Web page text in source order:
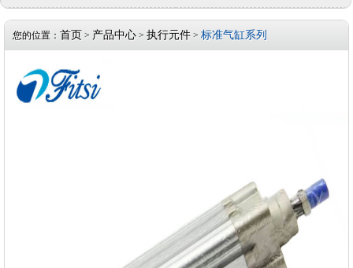
您的位置： 首页 > 产品中心 > 执行元件 > 标准气缸系列